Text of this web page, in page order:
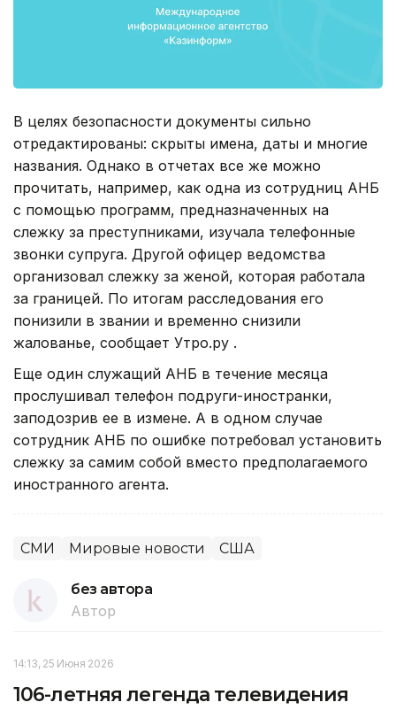
В целях безопасности документы сильно
отредактированы: скрыты имена, даты и многие
названия. Однако в отчетах все же можно
прочитать, например, как одна из сотрудниц АНБ
с помощью программ, предназначенных на
слежку за преступниками, изучала телефонные
звонки супруга. Другой офицер ведомства
организовал слежку за женой, которая работала
за границей. По итогам расследования его
понизили в звании и временно снизили
жалованье, сообщает Утро.ру .
Еще один служащий АНБ в течение месяца
прослушивал телефон подруги-иностранки,
заподозрив ее в измене. А в одном случае
сотрудник АНБ по ошибке потребовал установить
слежку за самим собой вместо предполагаемого
иностранного агента.
СМИ Мировые новости США
без автора
Автор
14:13, 25 Июня 2026
106-летняя легенда телевидения